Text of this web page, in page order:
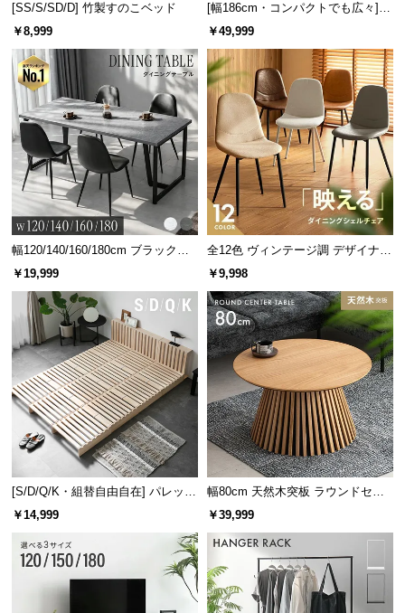
省スペースでも置けるコンパクトなサイズ感。未使
用時はちょっとした隙間に収納しておけるので便利
です。
横幅 奥行き
約7.6㎝ 約10㎝
商品サイズ
※単位は「センチメートル」になります
[SS/S/SD/D] 竹製すのこベッド
￥8,999
[幅186cm・コンパクトでも広々] 3
人掛けソファベッド リクライニン
￥49,999
幅120/140/160/180cm ブラックフ
レーム ダイニング 大理石調 4人掛
￥19,999
全12色 ヴィンテージ調 デザイナー
ズシェルチェア
￥9,998
[S/D/Q/K・組替自由自在] パレット
ベッド 8/12/16枚セット
￥14,999
幅80cm 天然木突板 ラウンドセン
ターテーブル 美しい格子デザイン
￥39,999